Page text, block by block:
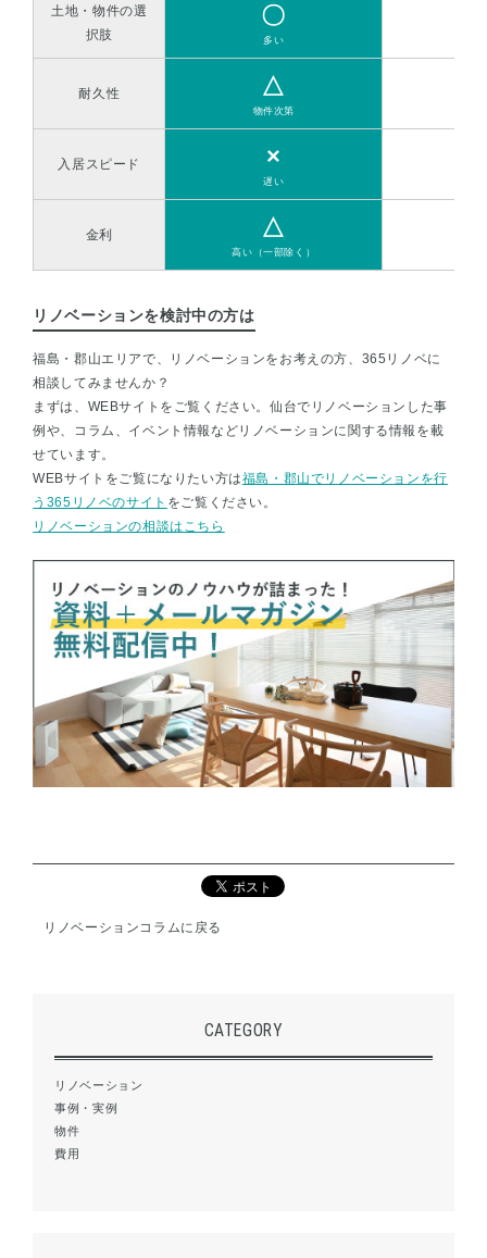
土地・物件の選
択肢
〇
多い
耐久性 △
物件次第
入居スピード ×
遅い
金利 △
高い（一部除く）
リノベーションを検討中の方は
福島・郡山エリアで、リノベーションをお考えの方、365リノベに
相談してみませんか？
まずは、WEBサイトをご覧ください。仙台でリノベーションした事
例や、コラム、イベント情報などリノベーションに関する情報を載
せています。
WEBサイトをご覧になりたい方は福島・郡山でリノベーションを行
う365リノベのサイト をご覧ください。
リノベーションの相談はこちら
リノベーションコラムに戻る
CATEGORY
リノベーション
事例・実例
物件
費用